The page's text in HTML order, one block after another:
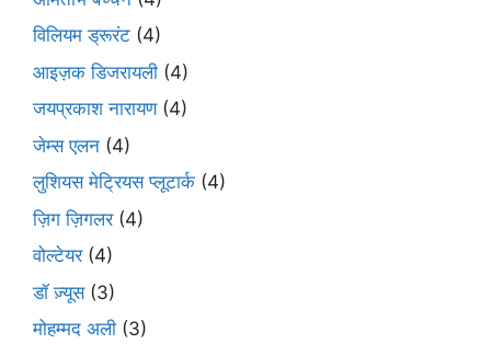
विलियम ड्रूरंट (4)
आइज़क डिजरायली (4)
जयप्रकाश नारायण(4)
जेम्स एलन (4)
लुशियस मेट्रियस प्लूटार्क (4)
ज़िग ज़िगलर(4)
वोल्टेयर(4)
डॉ ज़्यूस(3)
मोहम्मद अली (3)